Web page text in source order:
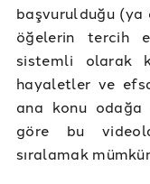
başvurulduğu (ya
öğelerin tercih
sistemli olarak
hayaletler ve
ana konu odağa
göre bu
sıralamak